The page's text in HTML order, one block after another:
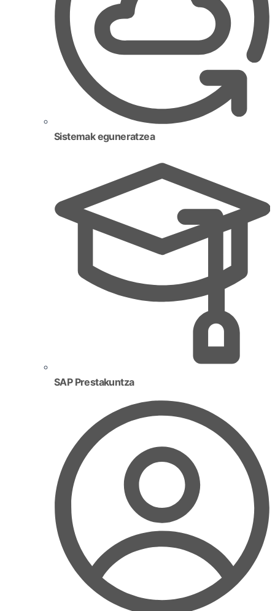
Sistemak eguneratzea
SAP Prestakuntza